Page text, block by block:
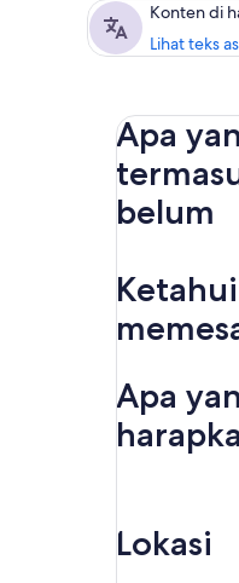
Konten di
Lihat teks
Apa
belum
Apa
Lokasi